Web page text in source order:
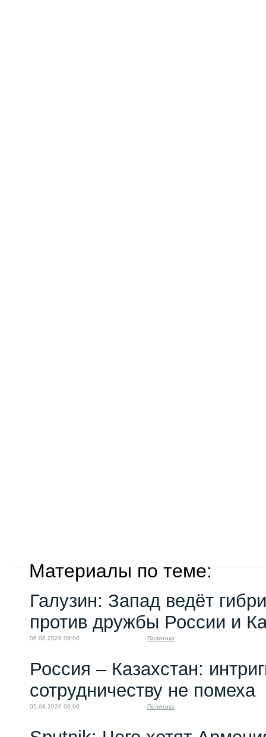
Материалы по теме:
Галузин: Запад ведёт
против дружбы России и
06.08.2026 06:00 Политика
Россия – Казахстан:
сотрудничеству не помеха
05.08.2026 06:00 Политика